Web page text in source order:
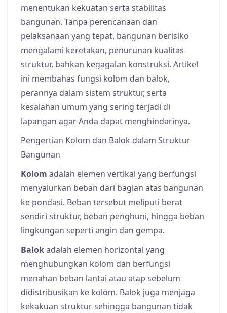
menentukan kekuatan serta stabilitas
bangunan. Tanpa perencanaan dan
pelaksanaan yang tepat, bangunan berisiko
mengalami keretakan, penurunan kualitas
struktur, bahkan kegagalan konstruksi. Artikel
ini membahas fungsi kolom dan balok,
perannya dalam sistem struktur, serta
kesalahan umum yang sering terjadi di
lapangan agar Anda dapat menghindarinya.
Pengertian Kolom dan Balok dalam Struktur
Bangunan
Kolom adalah elemen vertikal yang berfungsi
menyalurkan beban dari bagian atas bangunan
ke pondasi. Beban tersebut meliputi berat
sendiri struktur, beban penghuni, hingga beban
lingkungan seperti angin dan gempa.
Balokadalah elemen horizontal yang
menghubungkan kolom dan berfungsi
menahan beban lantai atau atap sebelum
didistribusikan ke kolom. Balok juga menjaga
kekakuan struktur sehingga bangunan tidak